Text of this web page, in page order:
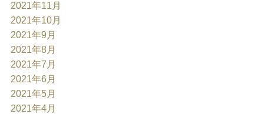
2021年11月
2021年10月
2021年9月
2021年8月
2021年7月
2021年6月
2021年5月
2021年4月